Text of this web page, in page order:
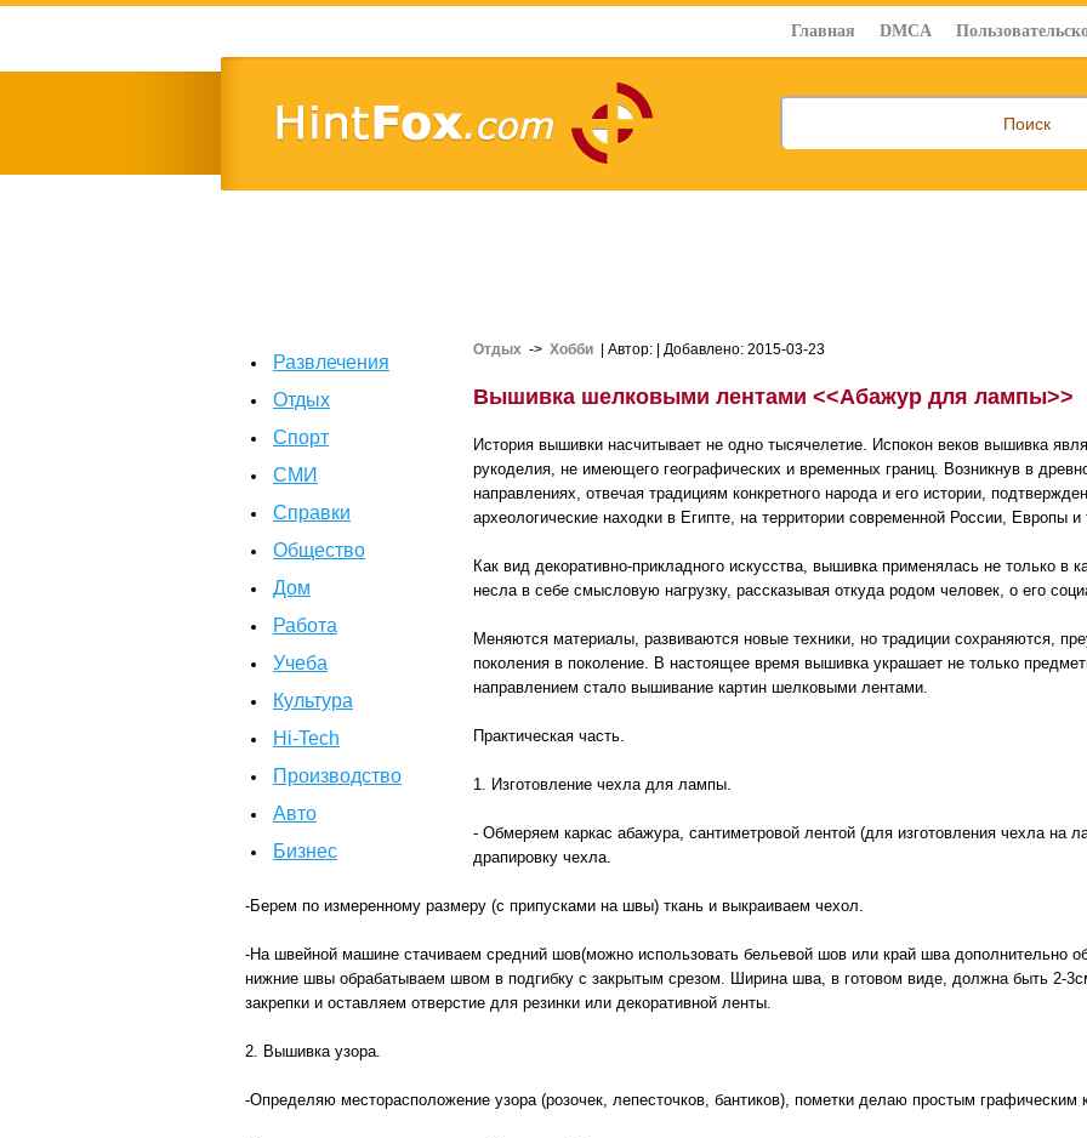
Главная DMCA
Развлечения
Отдых
Спорт
СМИ
Справки
Общество
Дом
Работа
Учеба
Культура
Hi-Tech
Производство
Авто
Бизнес
Отдых -> Хобби | Автор: | Добавлено: 2015-03-23
Вышивка шелковыми лентами <<Абажур для лампы>>
История вышивки насчитывает не одно тысячелетие. Испокон веков вышивка
рукоделия, не имеющего географических и временных границ. Возникнув в
направлениях, отвечая традициям конкретного народа и его истории,
археологические находки в Египте, на территории современной России, Европы и
Как вид декоративно-прикладного искусства, вышивка применялась не только в
несла в себе смысловую нагрузку, рассказывая откуда родом человек, о его
Меняются материалы, развиваются новые техники, но традиции сохраняются,
поколения в поколение. В настоящее время вышивка украшает не только
направлением стало вышивание картин шелковыми лентами.
Практическая часть.
1. Изготовление чехла для лампы.
- Обмеряем каркас абажура, сантиметровой лентой (для изготовления чехла на
драпировку чехла.
-Берем по измеренному размеру (с припусками на швы) ткань и выкраиваем чехол.
-На швейной машине стачиваем средний шов(можно использовать бельевой шов или край шва дополнительно
нижние швы обрабатываем швом в подгибку с закрытым срезом. Ширина шва, в готовом виде, должна быть 2-
закрепки и оставляем отверстие для резинки или декоративной ленты.
2. Вышивка узора.
-Определяю месторасположение узора (розочек, лепесточков, бантиков), пометки делаю простым графическим